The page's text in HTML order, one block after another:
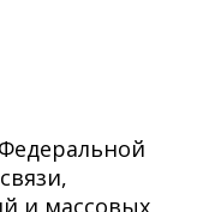
и массовых